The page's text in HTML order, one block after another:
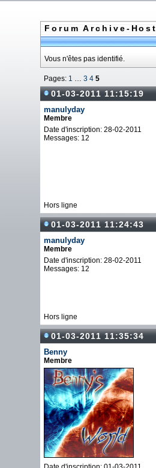
Forum Archive-Host
Vous n'êtes pas identifié.
Pages: 1 …3 4 5
01-03-2011 11:15:19
manulyday
Membre
Date d'inscription: 28-02-2011
Messages: 12
Hors ligne
01-03-2011 11:24:43
manulyday
Membre
Date d'inscription: 28-02-2011
Messages: 12
Hors ligne
01-03-2011 11:35:34
Benny
Membre